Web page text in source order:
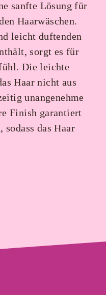
sanfte Lösung für
Haarwäschen.
leicht duftenden
sorgt es für
Die leichte
Haar nicht aus
unangenehme
Finish garantiert
sodass das Haar